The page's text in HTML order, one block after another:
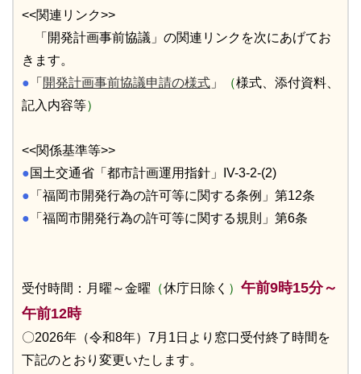
<<関連リンク>>
「開発計画事前協議」の関連リンクを次にあげてお
きます。
● 「 開発計画事前協議申請の様式 」 （様式、添付資料、
記入内容等）
<<関係基準等>>
●国土交通省「都市計画運用指針」IV-3-2-(2)
● 「福岡市開発行為の許可等に関する条例」第12条
● 「福岡市開発行為の許可等に関する規則」第6条
受付時間：月曜～金曜 （休庁日除く ） 午前9時15分～
午前12時
〇2026年（令和8年）7月1日より窓口受付終了時間を
下記のとおり変更いたします。